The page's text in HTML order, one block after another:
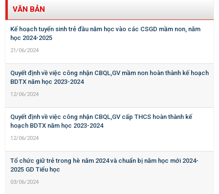
VĂN BẢN
Kế hoạch tuyển sinh trẻ đầu năm học vào các CSGD mầm non, năm
học 2024-2025
21/06/2024
Quyết định về việc công nhận CBQL,GV mầm non hoàn thành kế hoạch
BDTX năm học 2023-2024
12/06/2024
Quyết định về việc công nhận CBQL,GV cấp THCS hoàn thành kế
hoạch BDTX năm học 2023-2024
12/06/2024
Tổ chức giữ trẻ trong hè năm 2024 và chuẩn bị năm học mới 2024-
2025 GD Tiểu học
03/06/2024